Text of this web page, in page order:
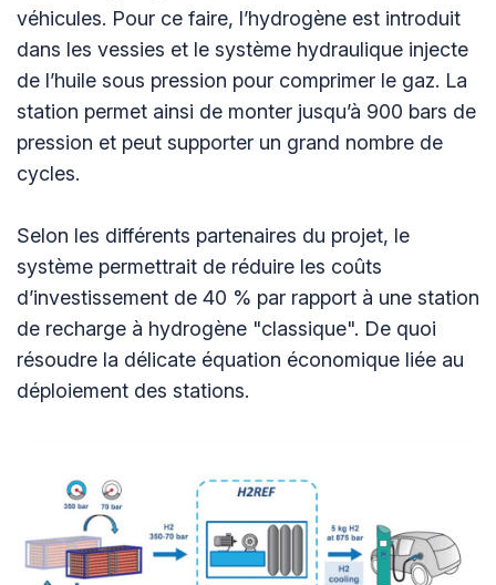
véhicules. Pour ce faire, l’hydrogène est introduit
dans les vessies et le système hydraulique injecte
de l’huile sous pression pour comprimer le gaz. La
station permet ainsi de monter jusqu’à 900 bars de
pression et peut supporter un grand nombre de
cycles.
Selon les différents partenaires du projet, le
système permettrait de réduire les coûts
d’investissement de 40 % par rapport à une station
de recharge à hydrogène "classique". De quoi
résoudre la délicate équation économique liée au
déploiement des stations.